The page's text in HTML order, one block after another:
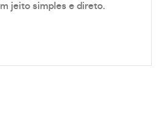
jeito simples e direto.